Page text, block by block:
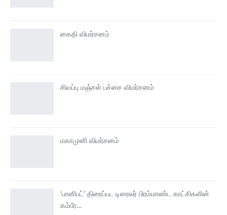
கைதி விமர்சனம்
சிவப்பு மஞ்சள் பச்சை விமர்சனம்
மகாமுனி விமர்சனம்
‘பானிபட்’ திரைப்பட டிரைலர் பிரம்மாண்ட காட்சிகளின்
கம்பீர…